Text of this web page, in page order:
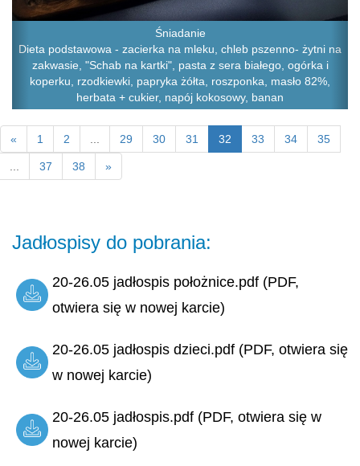
Śniadanie
Dieta podstawowa - zacierka na mleku, chleb pszenno- żytni na
zakwasie, "Schab na kartki", pasta z sera białego, ogórka i
koperku, rzodkiewki, papryka żółta, roszponka, masło 82%,
herbata + cukier, napój kokosowy, banan
« 1 2 ... 29 30 31 32 33 34 35
... 37 38 »
Jadłospisy do pobrania:
20-26.05 jadłospis położnice.pdf (PDF,
otwiera się w nowej karcie)
20-26.05 jadłospis dzieci.pdf (PDF, otwiera się
w nowej karcie)
20-26.05 jadłospis.pdf (PDF, otwiera się w
nowej karcie)